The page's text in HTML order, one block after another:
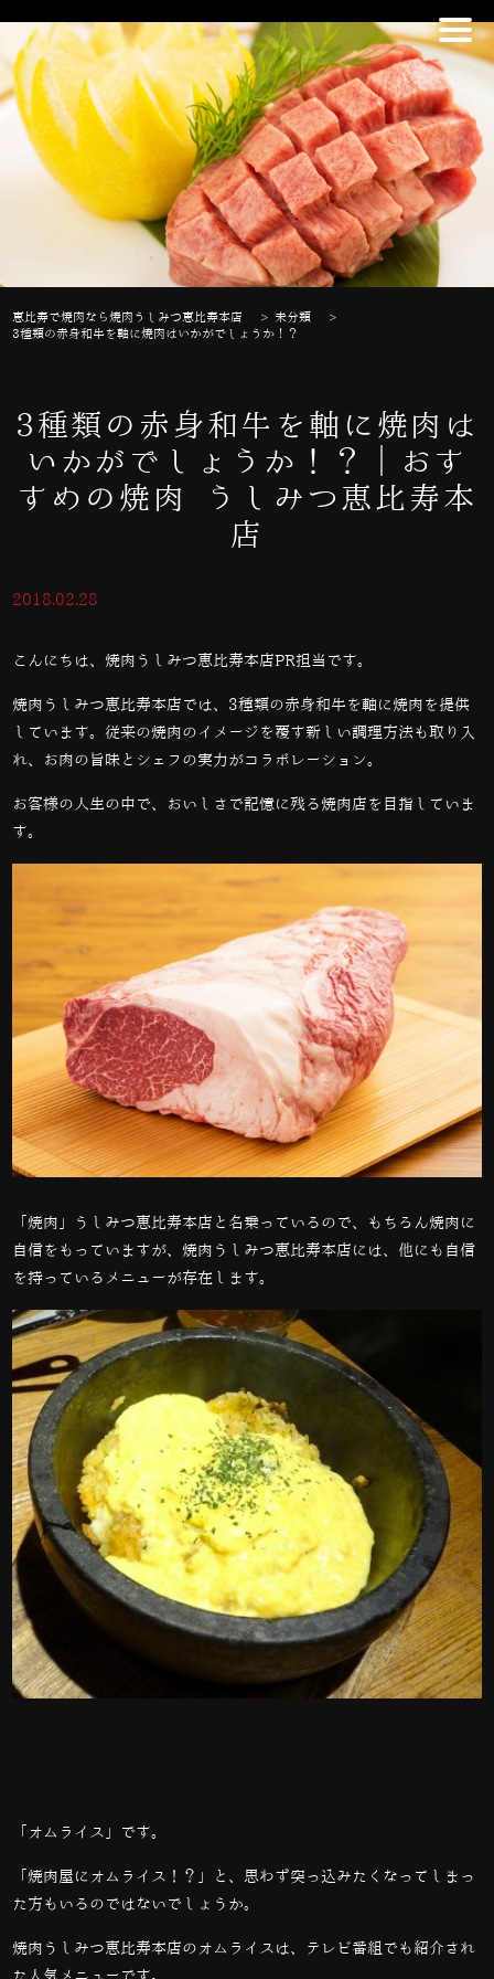
恵比寿で焼肉なら焼肉うしみつ恵比寿本店 >未分類
>
3種類の赤身和牛を軸に焼肉はいかがでしょうか！？
3種類の赤身和牛を軸に焼肉は
いかがでしょうか！？｜おす
すめの焼肉 うしみつ恵比寿本
店
2018.02.28
こんにちは、焼肉うしみつ恵比寿本店PR担当です。
焼肉うしみつ恵比寿本店では、 3種類の赤身和牛を軸に焼肉を提供
しています。従来の焼肉のイメージを覆す新しい調理方法も取り入
れ、お肉の旨味とシェフの実力がコラボレーション。
お客様の人生の中で、おいしさで記憶に残る焼肉店を目指していま
す。
「焼肉」うしみつ恵比寿本店と名乗っているので、もちろん焼肉に
自信をもっていますが、焼肉うしみつ恵比寿本店には、他にも自信
を持っているメニューが存在します。
「オムライス」です。
「焼肉屋にオムライス！？」と、思わず突っ込みたくなってしまっ
た方もいるのではないでしょうか。
焼肉うしみつ恵比寿本店のオムライスは、テレビ番組でも紹介され